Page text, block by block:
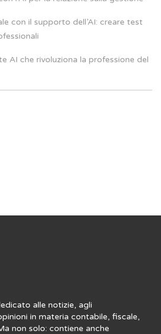
con il supporto dell’AI: creare test
AI che rivoluziona la professione del
alle notizie, agli
in materia contabile, fiscale,
non solo: contiene anche